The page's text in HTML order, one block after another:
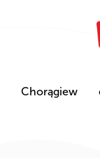
Chorągiew